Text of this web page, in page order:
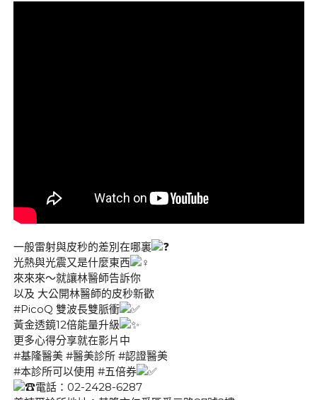
一般雷射與皮秒的差別在哪裏
光熱與光震又是什麼東西
來來來～就讓林醫師告訴你
以及 大公開林醫師的皮秒新歡
#PicoQ 雙波長雙脈衝
黃金透鏡12倍能量升級
更多心得分享就在影片中
#基隆醫美 #醫美診所 #認證醫美
#本診所可以使用 #五倍券
電話：02-2428-6287